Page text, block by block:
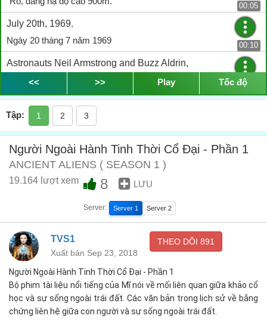
00:05
July 20th, 1969.
Ngày 20 tháng 7 năm 1969
00:10
Astronauts Neil Armstrong and Buzz Aldrin,
Phi hành gia Neil Armstrong và Buzz Aldrin,
00:13
became the first man to land on the moon.
đã trở thành những người đầu tiên đổ bộ lên Mặt Trăng.
It's one small step for man...
"Bước chân nhỏ của một người...
... but...
... giant leap for mankind.
...bước tiến dài của nhân loại".
Just like aliens, visiting from another world.
Như thể người ngoài hành tinh đến đây từ một thế giới khác.00:29
It have been stuff of science fiction.
Điều đó từng bị coi là khoa học viễn tưởng.
<< >> Play Tốc độ
Tập: 1 2 3
Người Ngoài Hành Tinh Thời Cổ Đại - Phần 1
ANCIENT ALIENS ( SEASON 1 )
19.164 lượt xem 8 LƯU
Server: Server 1 Server 2
TVS1
Xuất bản Sep 23, 2018
THEO DÕI 891
Người Ngoài Hành Tinh Thời Cổ Đại - Phần 1
Bộ phim tài liệu nổi tiếng của Mĩ nói về mối liên quan giữa khảo cổ
học và sự sống ngoài trái đất. Các văn bản trong lịch sử về bằng
chứng liên hệ giữa con người và sự sống ngoài trái đất.